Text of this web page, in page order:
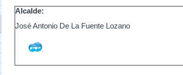
Alcalde:
José Antonio De La Fuente Lozano